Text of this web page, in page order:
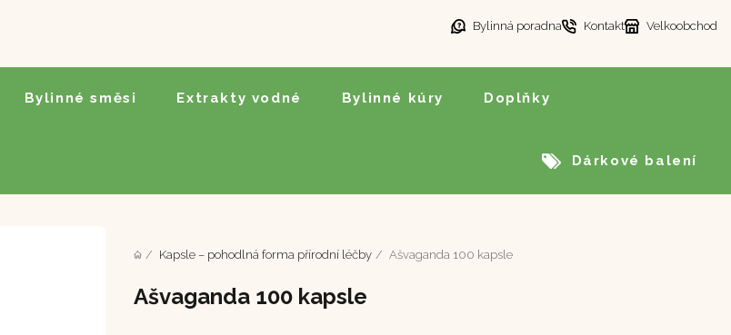
Bylinná poradna Kontakt Velkoobchod
Bylinné směsi Extrakty vodné Bylinné kúry Doplňky
Dárkové balení
Kapsle – pohodlná forma přírodní léčby Ašvaganda 100 kapsle
Ašvaganda 100 kapsle